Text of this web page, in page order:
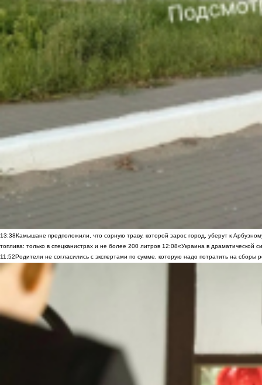
13:38Камышане предположили, что сорную траву, которой зарос город, уберут к
топлива: только в спецканистрах и не более 200 литров 12:08«Украина в драматической
11:52Родители не согласились с экспертами по сумме, которую надо потратить на сборы